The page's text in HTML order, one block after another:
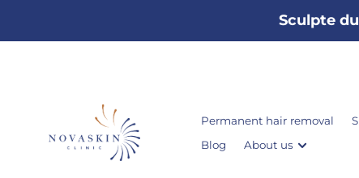
Sculpte
Permanent hair removal
Blog
About us